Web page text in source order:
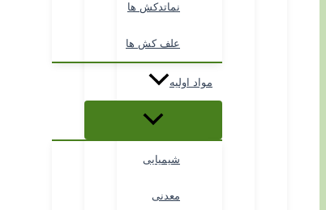
نماتدکش ها
علف کش ها
مواد اولیه
شیمیایی
معدنی